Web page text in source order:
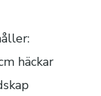
häckar